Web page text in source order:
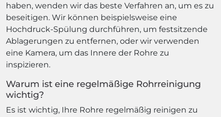
haben, wenden wir das beste Verfahren an, um es zu
beseitigen. Wir können beispielsweise eine
Hochdruck-Spülung durchführen, um festsitzende
Ablagerungen zu entfernen, oder wir verwenden
eine Kamera, um das Innere der Rohre zu
inspizieren.
Warum ist eine regelmäßige Rohrreinigung
wichtig?
Es ist wichtig, Ihre Rohre regelmäßig reinigen zu